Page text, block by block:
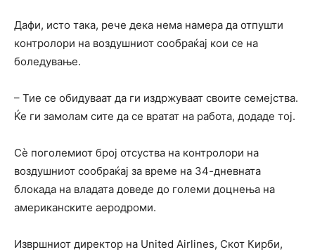
Дафи, исто така, рече дека нема намера да отпушти
контролори на воздушниот сообраќај кои се на
боледување.
– Тие се обидуваат да ги издржуваат своите семејства.
Ќе ги замолам сите да се вратат на работа, додаде тој.
Сè поголемиот број отсуства на контролори на
воздушниот сообраќај за време на 34-дневната
блокада на владата доведе до големи доцнења на
американските аеродроми.
Извршниот директор на United Airlines, Скот Кирби,